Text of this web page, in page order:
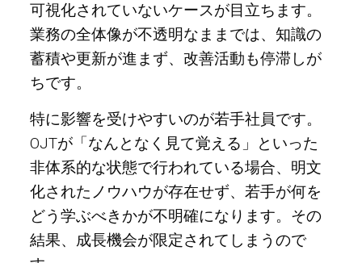
可視化されていないケースが目立ちます。
業務の全体像が不透明なままでは、知識の
蓄積や更新が進まず、改善活動も停滞しが
ちです。
特に影響を受けやすいのが若手社員です。
OJTが「なんとなく見て覚える」といった
非体系的な状態で行われている場合、明文
化されたノウハウが存在せず、若手が何を
どう学ぶべきかが不明確になります。その
結果、成長機会が限定されてしまうので